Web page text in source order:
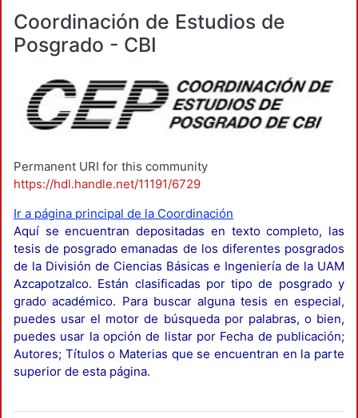
Coordinación de Estudios de
Posgrado - CBI
Permanent URI for this community
https://hdl.handle.net/11191/6729
Ir a página principal de la Coordinación
Aquí se encuentran depositadas en texto completo, las
tesis de posgrado emanadas de los diferentes posgrados
de la División de Ciencias Básicas e Ingeniería de la UAM
Azcapotzalco. Están clasificadas por tipo de posgrado y
grado académico. Para buscar alguna tesis en especial,
puedes usar el motor de búsqueda por palabras, o bien,
puedes usar la opción de listar por Fecha de publicación;
Autores; Títulos o Materias que se encuentran en la parte
superior de esta página.